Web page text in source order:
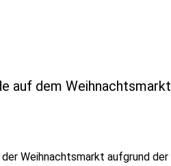
auf dem
Weihnachtsmarkt aufgrund